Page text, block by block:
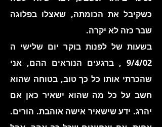
כשקיבל את הכומתה, שאצלו בפלוגה
שבר כזה לא יקרה.
בשעות של לפנות בוקר יום שלישי ה
9/4/02 , ברגעים הנוראים ההם, אני
שהכרתי אותו כל כך טוב, בטוחה שהוא
חשב על כל מה שהוא ישאיר כאן אם
יהרג. ידע שישאיר אישה אוהבת. הורים.